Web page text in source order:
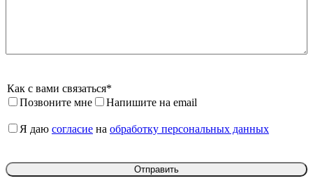
Как с вами связаться*
Позвоните мне
Напишите на email
Я даю согласие на обработку персональных данных